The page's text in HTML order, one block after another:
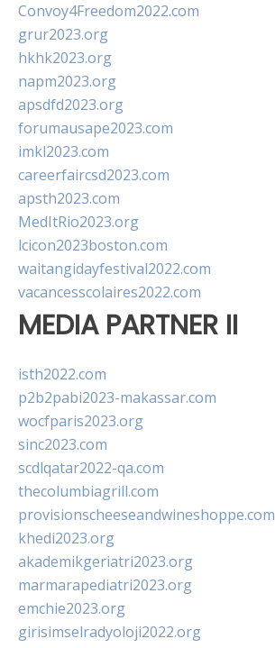
Convoy4Freedom2022.com
grur2023.org
hkhk2023.org
napm2023.org
apsdfd2023.org
forumausape2023.com
imkl2023.com
careerfaircsd2023.com
apsth2023.com
MedItRio2023.org
lcicon2023boston.com
waitangidayfestival2022.com
vacancesscolaires2022.com
MEDIA PARTNER II
isth2022.com
p2b2pabi2023-makassar.com
wocfparis2023.org
sinc2023.com
scdlqatar2022-qa.com
thecolumbiagrill.com
provisionscheeseandwineshoppe.com
khedi2023.org
akademikgeriatri2023.org
marmarapediatri2023.org
emchie2023.org
girisimselradyoloji2022.org